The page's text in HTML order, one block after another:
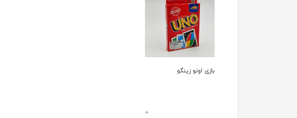
بازی اونو زینگو
0